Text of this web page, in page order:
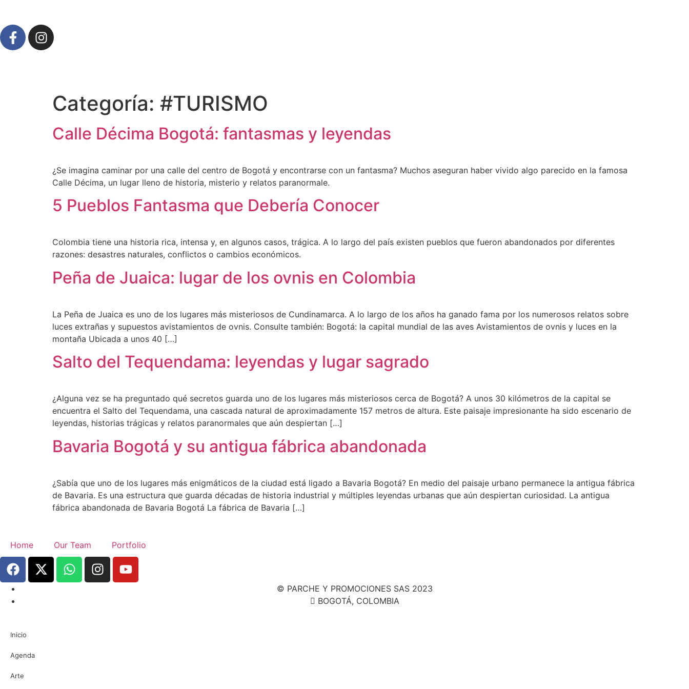
Categoría: #TURISMO
Calle Décima Bogotá: fantasmas y leyendas
¿Se imagina caminar por una calle del centro de Bogotá y encontrarse con un fantasma? Muchos aseguran haber vivido algo parecido en la famosa
Calle Décima, un lugar lleno de historia, misterio y relatos paranormale.
5 Pueblos Fantasma que Debería Conocer
Colombia tiene una historia rica, intensa y, en algunos casos, trágica. A lo largo del país existen pueblos que fueron abandonados por diferentes
razones: desastres naturales, conflictos o cambios económicos.
Peña de Juaica: lugar de los ovnis en Colombia
La Peña de Juaica es uno de los lugares más misteriosos de Cundinamarca. A lo largo de los años ha ganado fama por los numerosos relatos sobre
luces extrañas y supuestos avistamientos de ovnis. Consulte también: Bogotá: la capital mundial de las aves Avistamientos de ovnis y luces en la
montaña Ubicada a unos 40 […]
Salto del Tequendama: leyendas y lugar sagrado
¿Alguna vez se ha preguntado qué secretos guarda uno de los lugares más misteriosos cerca de Bogotá? A unos 30 kilómetros de la capital se
encuentra el Salto del Tequendama, una cascada natural de aproximadamente 157 metros de altura. Este paisaje impresionante ha sido escenario de
leyendas, historias trágicas y relatos paranormales que aún despiertan […]
Bavaria Bogotá y su antigua fábrica abandonada
¿Sabía que uno de los lugares más enigmáticos de la ciudad está ligado a Bavaria Bogotá? En medio del paisaje urbano permanece la antigua fábrica
de Bavaria. Es una estructura que guarda décadas de historia industrial y múltiples leyendas urbanas que aún despiertan curiosidad. La antigua
fábrica abandonada de Bavaria Bogotá La fábrica de Bavaria […]
Home Our Team Portfolio
© PARCHE Y PROMOCIONES SAS 2023
BOGOTÁ, COLOMBIA
Inicio
Agenda
Arte